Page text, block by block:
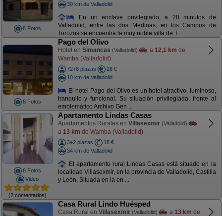
8 Fotos
30 km de Valladolid
En un enclave privilegiado, a 20 minutos de
Valladolid, entre las dos Medinas, en los Campos de
Torozos se encuentra la muy noble villa de T ...
8 Fotos
Pago del Olivo
Hotel en Simancas (Valladolid) a 12,1 km de
Wamba (Valladolid)
72+6 plazas
28 €
10 km de Valladolid
El hotel Pago del Olivo es un hotel atractivo, luminoso,
tranquilo y funcional. Su situación privilegiada, frente al
emblemático Archivo Gen ...
8 Fotos
Video
(2 comentarios)
Apartamento Lindas Casas
Apartamentos Rurales en Villasexmir (Valladolid)
a 13 km de Wamba (Valladolid)
3+2 plazas
18 €
34 km de Valladolid
El apartamento rural Lindas Casas está situado en la
localidad Villasexmir, en la provincia de Valladolid, Castilla
y León. Situada en la en ...
Casa Rural Lindo Huésped
Casa Rural en Villasexmir (Valladolid) a 13 km de